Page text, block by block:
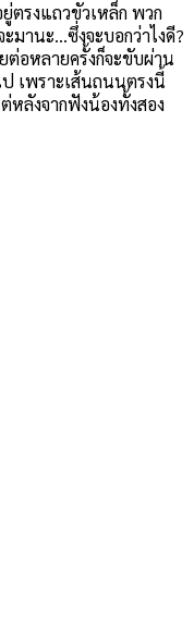
ตรงแถวขัวเหล็ก พวก
มานะ…ซึ่งจะบอกว่าไงดี?
ต่อหลายครั้งก็จะขับผ่าน
เพราะเส้นถนนตรงนี้
หลังจากฟังน้องทั้งสอง